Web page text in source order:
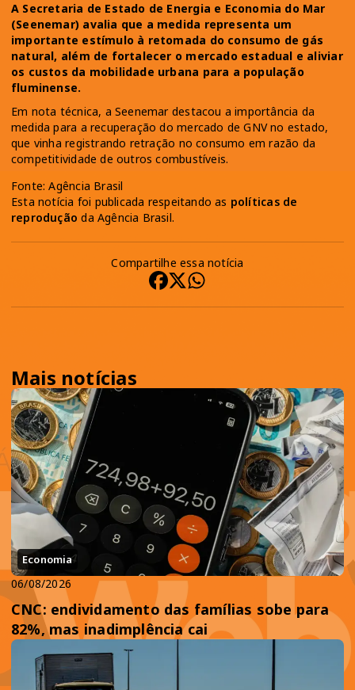
A Secretaria de Estado de Energia e Economia do Mar
(Seenemar) avalia que a medida representa um
importante estímulo à retomada do consumo de gás
natural, além de fortalecer o mercado estadual e aliviar
os custos da mobilidade urbana para a população
fluminense.
Em nota técnica, a Seenemar destacou a importância da
medida para a recuperação do mercado de GNV no estado,
que vinha registrando retração no consumo em razão da
competitividade de outros combustíveis.
Fonte: Agência Brasil
Esta notícia foi publicada respeitando as políticas de
reprodução da Agência Brasil.
Compartilhe essa notícia
Mais notícias
Economia
06/08/2026
CNC: endividamento das famílias sobe para
82%, mas inadimplência cai